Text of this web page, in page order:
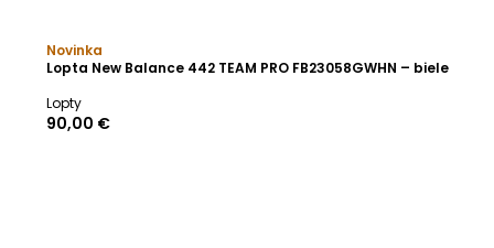
Novinka
Lopta New Balance 442 TEAM PRO FB23058GWHN – biele
Lopty
90,00 €